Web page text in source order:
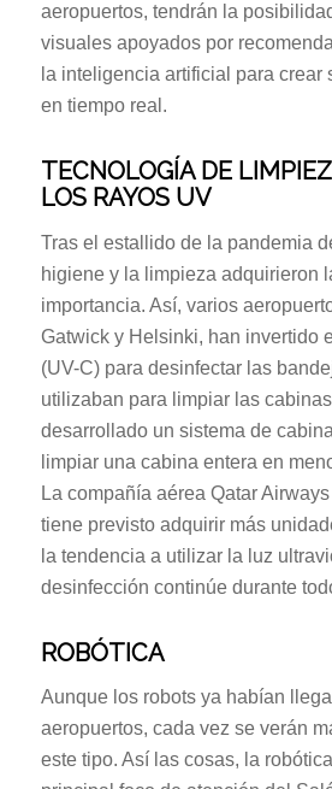
aeropuertos, tendrán la
visuales apoyados por
la inteligencia artificial para crear
en tiempo real.
TECNOLOGÍA DE
LOS RAYOS UV
Tras el estallido de la pandemia
higiene y la limpieza adquirieron
importancia. Así, varios
Gatwick y Helsinki, han invertido
(UV-C) para desinfectar las
utilizaban para limpiar las
desarrollado un sistema de
limpiar una cabina entera en
La compañía aérea Qatar
tiene previsto adquirir más
la tendencia a utilizar la luz
desinfección continúe durante
ROBÓTICA
Aunque los robots ya habían
aeropuertos, cada vez se verán
este tipo. Así las cosas, la